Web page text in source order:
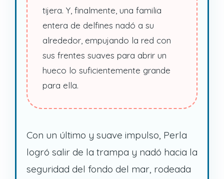
tijera. Y, finalmente, una familia
entera de delfines nadó a su
alrededor, empujando la red con
sus frentes suaves para abrir un
hueco lo suficientemente grande
para ella.
Con un último y suave impulso, Perla
logró salir de la trampa y nadó hacia la
seguridad del fondo del mar, rodeada